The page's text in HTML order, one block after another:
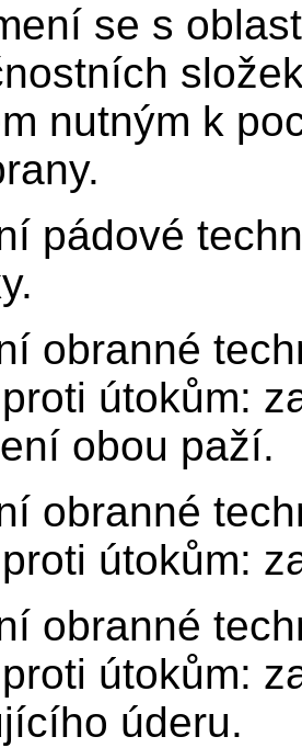
se s
nutným k
pádové
obranné
útokům:
obou paží.
obranné
útokům:
obranné
útokům:
úderu.